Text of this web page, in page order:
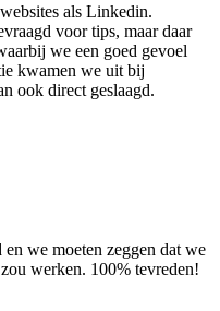
als Linkedin.
voor tips, maar daar
we een goed gevoel
kwamen we uit bij
ook direct geslaagd.
we moeten zeggen dat we
werken. 100% tevreden!